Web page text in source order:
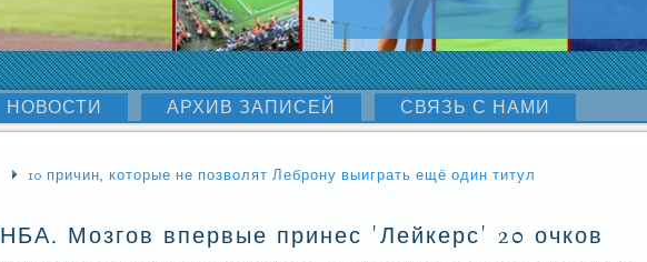
НОВОСТИ АРХИВ ЗАПИСЕЙ СВЯЗЬ С НАМИ
10 причин, которые не позволят Леброну выиграть ещё один титул
НБА. Мозгов впервые принес 'Лейкерс' 20 очков